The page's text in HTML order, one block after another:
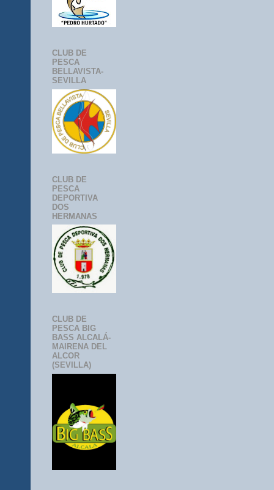
CLUB DE
PESCA
BELLAVISTA-
SEVILLA
CLUB DE
PESCA
DEPORTIVA
DOS
HERMANAS
CLUB DE
PESCA BIG
BASS ALCALÁ-
MAIRENA DEL
ALCOR
(SEVILLA)